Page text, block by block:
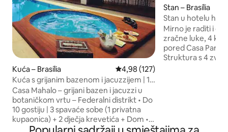
Kuća – Brasília Prosječna ocjena: 4,98/5,
4,98 (127)
Kuća s grijanim bazenom i jacuzzijem | 10
gostiju
Casa Mahalo – grijani bazen i jacuzzi u
botaničkom vrtu – Federalni distrikt • Do
10 gostiju | 3 spavaće sobe (1 privatna
kupaonica) + 2 dječja krevetića + Dom •
Bazen (s vodopadom) i jacuzzi (s
Stan – Brasília
Stan u hotelu
čišćenje i
Mirno je raditi i
zračne luke, 4 km
pored Casa Parka
Struktura s 4
jelo. Kupaonica